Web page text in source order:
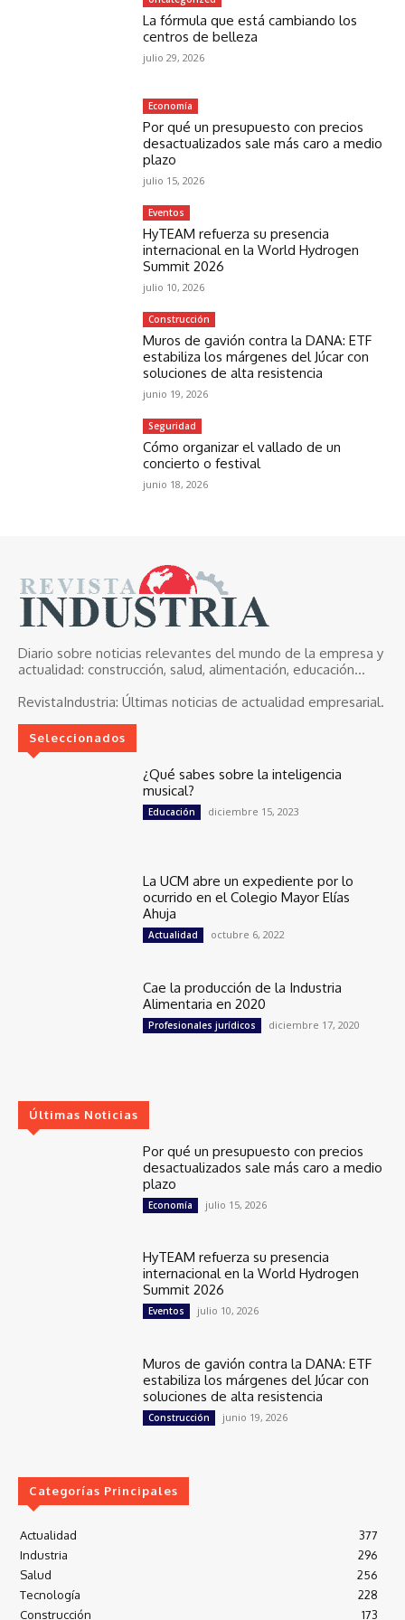
La fórmula que está cambiando los
centros de belleza
julio 29, 2026
Economía
Por qué un presupuesto con precios
desactualizados sale más caro a medio
plazo
julio 15, 2026
Eventos
HyTEAM refuerza su presencia
internacional en la World Hydrogen
Summit 2026
julio 10, 2026
Construcción
Muros de gavión contra la DANA: ETF
estabiliza los márgenes del Júcar con
soluciones de alta resistencia
junio 19, 2026
Seguridad
Cómo organizar el vallado de un
concierto o festival
junio 18, 2026
Diario sobre noticias relevantes del mundo de la empresa y
actualidad: construcción, salud, alimentación, educación...
RevistaIndustria: Últimas noticias de actualidad empresarial.
Seleccionados
¿Qué sabes sobre la inteligencia
musical?
Educación diciembre 15, 2023
La UCM abre un expediente por lo
ocurrido en el Colegio Mayor Elías
Ahuja
Actualidad octubre 6, 2022
Cae la producción de la Industria
Alimentaria en 2020
Profesionales jurídicos diciembre 17, 2020
Últimas Noticias
Por qué un presupuesto con precios
desactualizados sale más caro a medio
plazo
Economía julio 15, 2026
HyTEAM refuerza su presencia
internacional en la World Hydrogen
Summit 2026
Eventos julio 10, 2026
Muros de gavión contra la DANA: ETF
estabiliza los márgenes del Júcar con
soluciones de alta resistencia
Construcción junio 19, 2026
Categorías Principales
Actualidad
377
Industria
296
Salud
256
Tecnología
228
Construcción
173